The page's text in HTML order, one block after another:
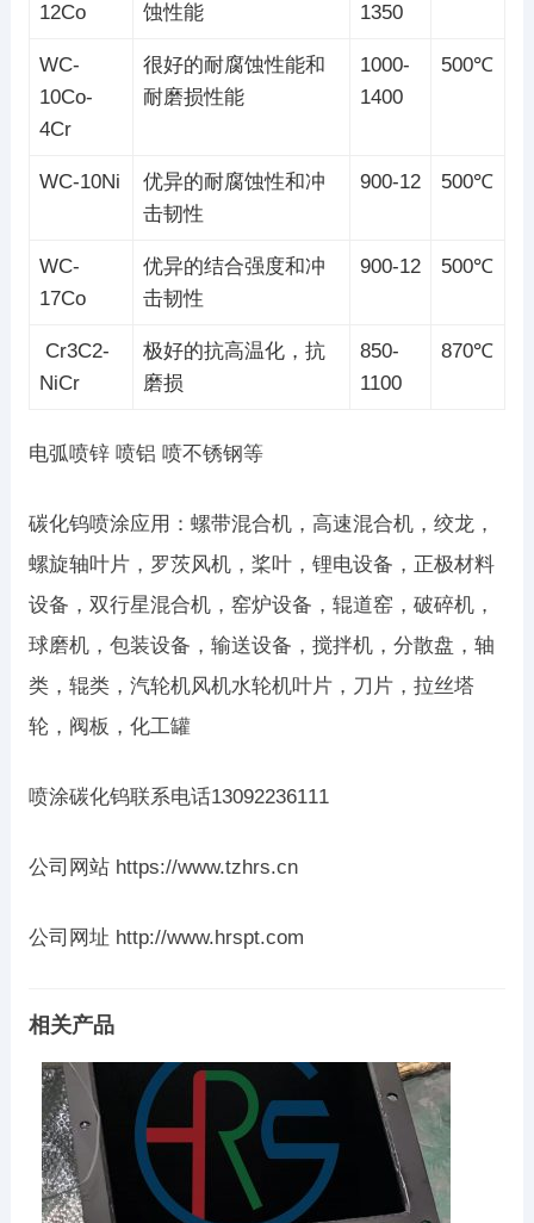
12Co
蚀性能
1350
WC-
10Co-
4Cr
很好的耐腐蚀性能和
耐磨损性能
1000-
1400
500℃
WC-10Ni
优异的耐腐蚀性和冲
击韧性
900-12 500℃
WC-
17Co
优异的结合强度和冲
击韧性
900-12 500℃
Cr3C2-
NiCr
极好的抗高温化，抗
磨损
850-
1100
870℃
电弧喷锌 喷铝 喷不锈钢等
碳化钨喷涂应用：螺带混合机，高速混合机，绞龙，
螺旋轴叶片，罗茨风机，桨叶，锂电设备，正极材料
设备，双行星混合机，窑炉设备，辊道窑，破碎机，
球磨机，包装设备，输送设备，搅拌机，分散盘，轴
类，辊类，汽轮机风机水轮机叶片，刀片，拉丝塔
轮，阀板，化工罐
喷涂碳化钨联系电话13092236111
公司网站 https://www.tzhrs.cn
公司网址 http://www.hrspt.com
相关产品